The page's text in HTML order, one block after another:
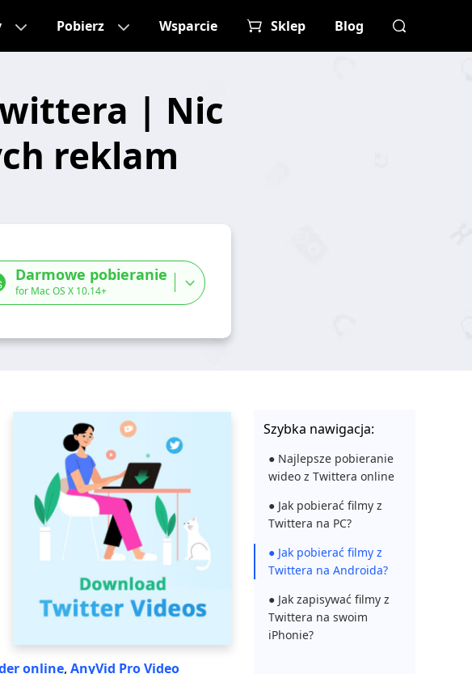
Pobierz Wsparcie Sklep Blog
| Nic
reklam
Darmowe pobieranie
for Mac OS X 10.14+
online, AnyVid Pro Video
Szybka nawigacja:
● Najlepsze pobieranie
wideo z Twittera online
● Jak pobierać filmy z
Twittera na PC?
● Jak pobierać filmy z
Twittera na Androida?
● Jak zapisywać filmy z
Twittera na swoim
iPhonie?